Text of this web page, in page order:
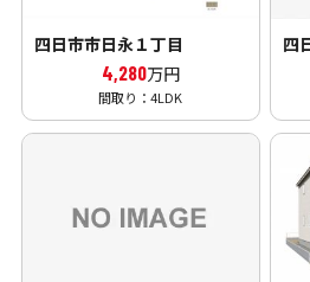
四日市市日永１丁目
4,280万円
間取り：4LDK
四